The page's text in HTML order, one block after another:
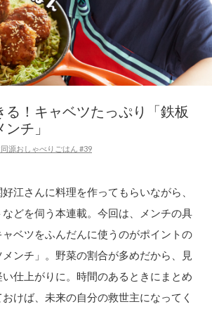
る！キャベツたっぷり「鉄板
チ」
源おしゃべりごはん #39
江さんに料理を作ってもらいながら、
どを伺う本連載。今回は、メンチの具
ベツをふんだんに使うのがポイントの
メンチ」。野菜の割合が多めだから、見
仕上がりに。時間のあるときにまとめ
けば、未来の自分の救世主になってく